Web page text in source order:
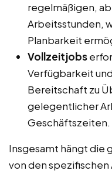
regelmäßigen,
Arbeitsstunden,
Planbarkeit
Vollzeitjobs
Verfügbarkeit
Bereitschaft zu
gelegentlicher
Geschäftszeiten.
Insgesamt hängt die
von den